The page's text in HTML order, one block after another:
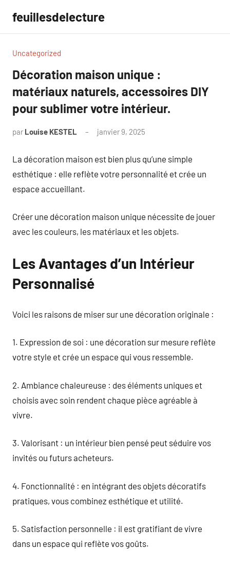
contenu
feuillesdelecture
Uncategorized
Décoration maison unique :
matériaux naturels, accessoires DIY
pour sublimer votre intérieur.
par Louise KESTEL janvier 9, 2025
La décoration maison est bien plus qu’une simple
esthétique : elle reflète votre personnalité et crée un
espace accueillant.
Créer une décoration maison unique nécessite de jouer
avec les couleurs, les matériaux et les objets.
Les Avantages d’un Intérieur
Personnalisé
Voici les raisons de miser sur une décoration originale :
1. Expression de soi : une décoration sur mesure reflète
votre style et crée un espace qui vous ressemble.
2. Ambiance chaleureuse : des éléments uniques et
choisis avec soin rendent chaque pièce agréable à
vivre.
3. Valorisant : un intérieur bien pensé peut séduire vos
invités ou futurs acheteurs.
4. Fonctionnalité : en intégrant des objets décoratifs
pratiques, vous combinez esthétique et utilité.
5. Satisfaction personnelle : il est gratifiant de vivre
dans un espace qui reflète vos goûts.